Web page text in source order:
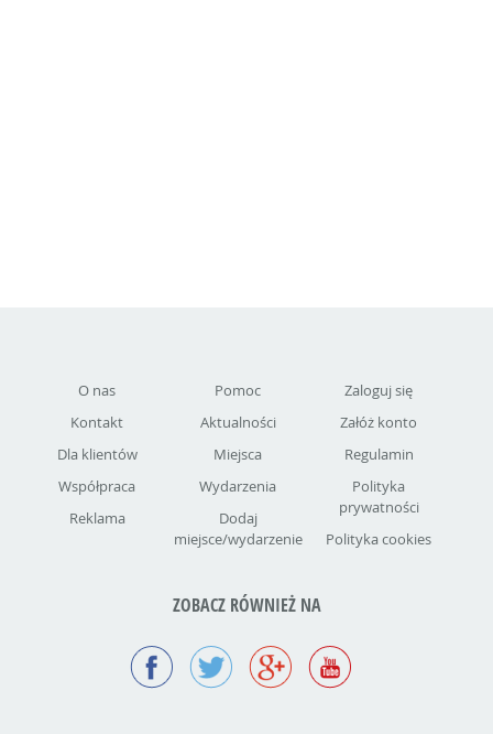
O nas
Kontakt
Dla klientów
Współpraca
Reklama
Pomoc
Aktualności
Miejsca
Wydarzenia
Dodaj
miejsce/wydarzenie
Zaloguj się
Załóż konto
Regulamin
Polityka
prywatności
Polityka cookies
ZOBACZ RÓWNIEŻ NA